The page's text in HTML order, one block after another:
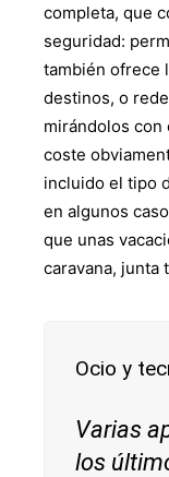
completa, que
seguridad:
también ofrece
destinos, o
mirándolos con
coste
incluido el tipo
en algunos
que unas
caravana, junta
Ocio y
Varias
los